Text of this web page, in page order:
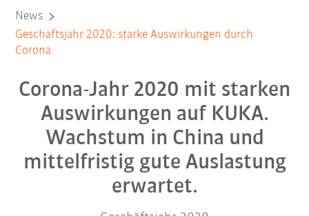
News
Geschäftsjahr 2020: starke Auswirkungen durch
Corona
Corona-Jahr 2020 mit starken
Auswirkungen auf KUKA.
Wachstum in China und
mittelfristig gute Auslastung
erwartet.